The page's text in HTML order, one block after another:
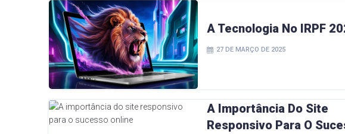
A Tecnologia No IRPF
27 DE MARÇO DE 2025
A Importância Do Site
Responsivo Para O